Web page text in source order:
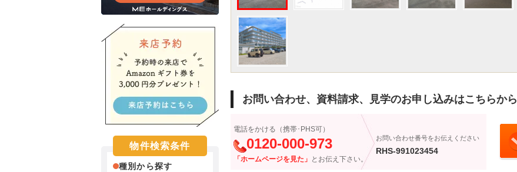
お問い合わせ、資料請求、見学のお申し込みはこちらから
電話をかける（携帯･PHS可）
0120-000-973
「ホームページを見た」 とお伝え下さい。
お問い合わせ番号をお伝えください
RHS-991023454
物件検索条件
種別から探す